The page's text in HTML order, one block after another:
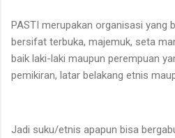
PASTI merupakan organisasi yang
bersifat terbuka, majemuk, seta
baik laki-laki maupun perempuan
pemikiran, latar belakang etnis
Jadi suku/etnis apapun bisa